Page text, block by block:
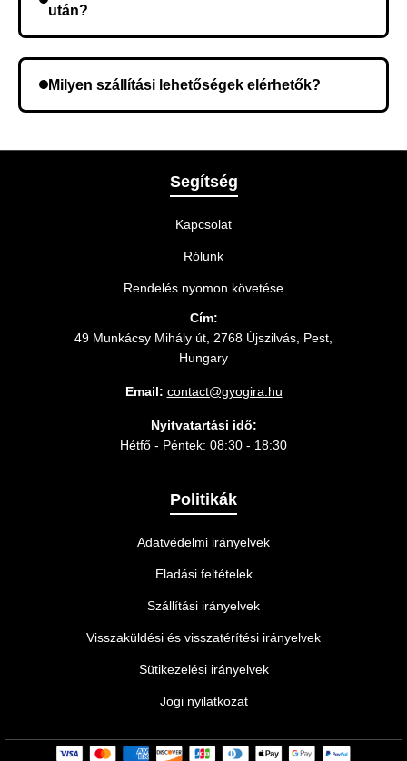
után?
meg a rendelést.
Milyen szállítási lehetőségek elérhetők?
legmegfelelőbb szállítási módot.
Segítség
Kapcsolat
Rólunk
Rendelés nyomon követése
Cím:
49 Munkácsy Mihály út, 2768 Újszilvás, Pest,
Hungary
Email: contact@gyogira.hu
Nyitvatartási idő:
Hétfő - Péntek: 08:30 - 18:30
Politikák
Adatvédelmi irányelvek
Eladási feltételek
Szállítási irányelvek
Visszaküldési és visszatérítési irányelvek
Sütikezelési irányelvek
Jogi nyilatkozat